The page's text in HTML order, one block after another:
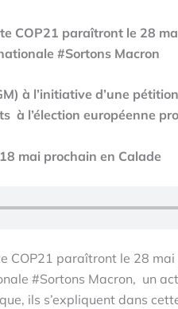
COP21 paraîtront le 28
#Sortons Macron
à l’initiative d’une
à l’élection européenne
mai prochain en Calade
COP21 paraîtront le 28
#Sortons Macron, un
ils s’expliquent dans